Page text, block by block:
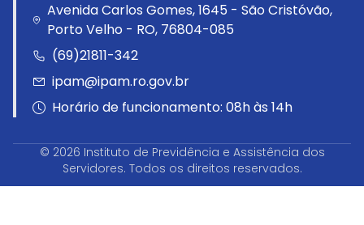
Avenida Carlos Gomes, 1645 - São Cristóvão,
Porto Velho - RO, 76804-085
(69)21811-342
ipam@ipam.ro.gov.br
Horário de funcionamento: 08h às 14h
© 2026 Instituto de Previdência e Assistência dos
Servidores. Todos os direitos reservados.